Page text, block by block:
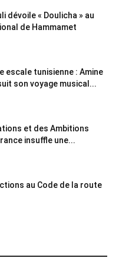
dévoile « Doulicha » au
de Hammamet
escale tunisienne : Amine
son voyage musical...
et des Ambitions
insuffle une...
au Code de la route